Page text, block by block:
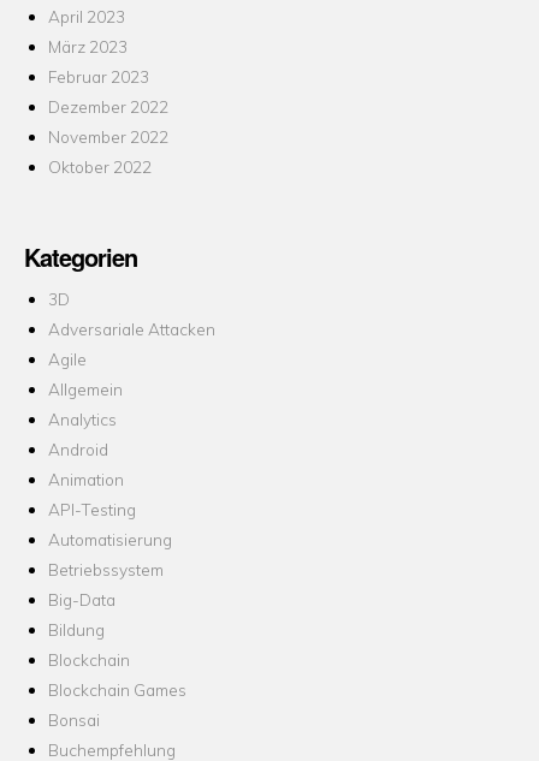
April 2023
März 2023
Februar 2023
Dezember 2022
November 2022
Oktober 2022
Kategorien
3D
Adversariale Attacken
Agile
Allgemein
Analytics
Android
Animation
API-Testing
Automatisierung
Betriebssystem
Big-Data
Bildung
Blockchain
Blockchain Games
Bonsai
Buchempfehlung